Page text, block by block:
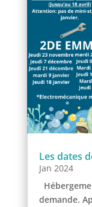
Les dates
Jan 2024
demande.